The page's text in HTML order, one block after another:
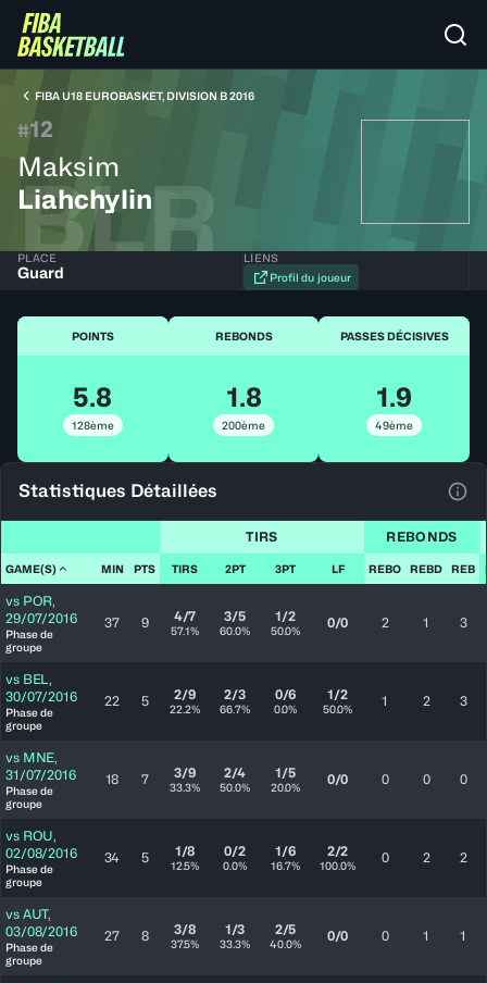
FIBA U18 EUROBASKET, DIVISION B 2016
#12
Maksim
Liahchylin
BLR
PLACE
Guard
LIENS
Profil du joueur
POINTS
5.8
128ème
REBONDS
1.8
200ème
PASSES DÉCISIVES
1.9
49ème
Statistiques Détaillées
TIRS REBONDS
GAME(S) MIN PTS TIRS 2PT 3PT LF REBO REBD REB
vs POR,
29/07/2016
Phase de
groupe
37 9 4/7
57.1%
3/5
60.0%
1/2
50.0% 0/0 2 1 3
vs BEL,
30/07/2016
Phase de
groupe
22 5 2/9
22.2%
2/3
66.7%
0/6
0.0%
1/2
50.0% 1 2 3
vs MNE,
31/07/2016
Phase de
groupe
18 7 3/9
33.3%
2/4
50.0%
1/5
20.0% 0/0 0 0 0
vs ROU,
02/08/2016
Phase de
groupe
34 5 1/8
12.5%
0/2
0.0%
1/6
16.7%
2/2
100.0% 0 2 2
vs AUT,
03/08/2016
Phase de
groupe
27 8 3/8
37.5%
1/3
33.3%
2/5
40.0% 0/0 0 1 1